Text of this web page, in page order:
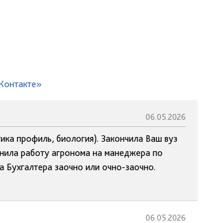
06.05.2026
профиль, биология). Закончила Ваш вуз
работу агронома на манеджера по
заочно или очно-заочно.
06.05.2026